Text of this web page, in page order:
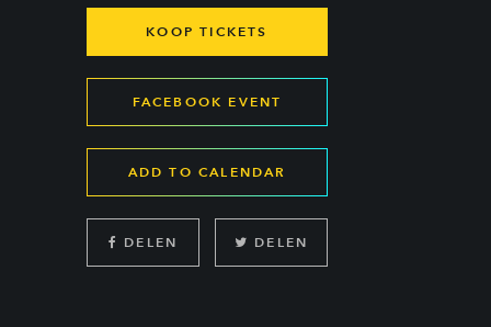
KOOP TICKETS
FACEBOOK EVENT
ADD TO CALENDAR
DELEN DELEN